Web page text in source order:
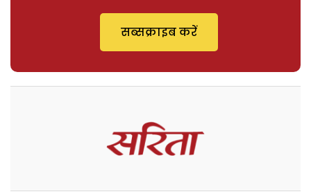
सब्सक्राइब करें